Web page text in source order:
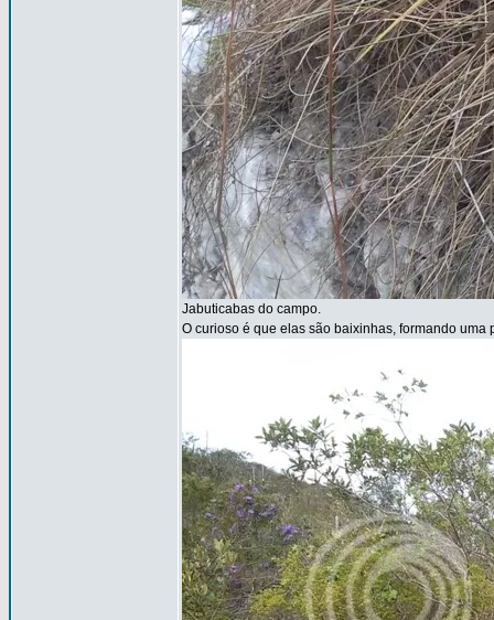
Jabuticabas do campo.
O curioso é que elas são baixinhas, formando